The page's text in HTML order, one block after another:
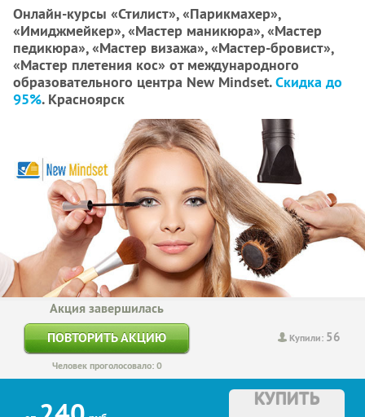
Онлайн-курсы «Стилист», «Парикмахер»,
«Имиджмейкер», «Мастер маникюра», «Мастер
педикюра», «Мастер визажа», «Мастер-бровист»,
«Мастер плетения кос» от международного
образовательного центра New Mindset.Скидка до
95%. Красноярск
Купили: 56
Акция завершилась
ПОВТОРИТЬ АКЦИЮ
Человек проголосовало: 0
КУПИТЬ